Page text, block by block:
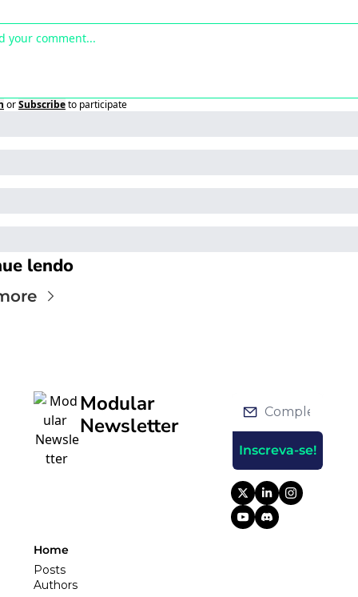
orSubscribeto participate
lendo
Modular
Newsletter
Inscreva-se!
Home
Posts
Authors